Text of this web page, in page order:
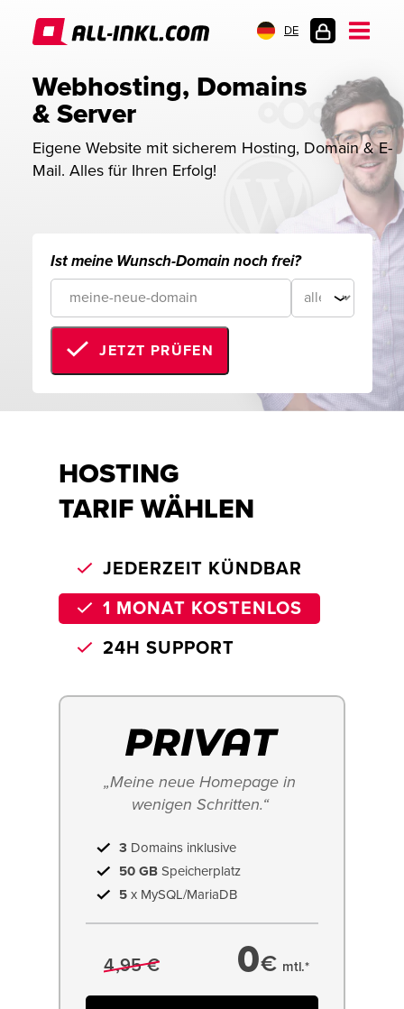
DE
Webhosting, Domains
& Server
Eigene Website mit sicherem Hosting, Domain & E-
Mail. Alles für Ihren Erfolg!
Ist meine Wunsch-Domain noch frei?
JETZT PRÜFEN
HOSTING
TARIF WÄHLEN
JEDERZEIT KÜNDBAR
1 MONAT KOSTENLOS
24H SUPPORT
„Meine neue Homepage in
wenigen Schritten.“
3 Domains inklusive
50 GB Speicherplatz
5 x MySQL/MariaDB
4,95 € 0€ mtl.*